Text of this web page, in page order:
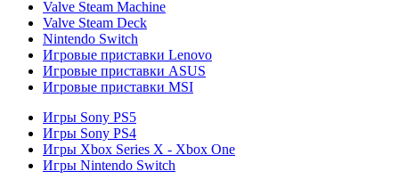
Valve Steam Machine
Valve Steam Deck
Nintendo Switch
Игровые приставки Lenovo
Игровые приставки ASUS
Игровые приставки MSI
Игры Sony PS5
Игры Sony PS4
Игры Xbox Series X - Xbox One
Игры Nintendo Switch